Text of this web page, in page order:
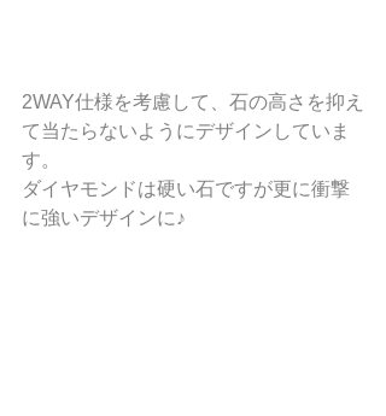
2WAY仕様を考慮して、石の高さを抑え
て当たらないようにデザインしていま
す。
ダイヤモンドは硬い石ですが更に衝撃
に強いデザインに♪